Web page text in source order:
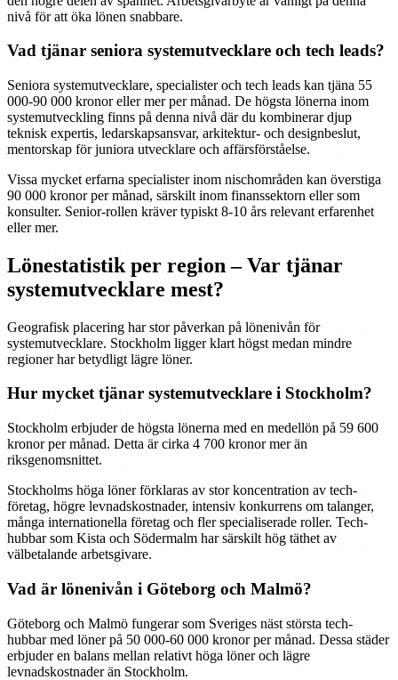
nivå för att öka lönen snabbare.
Vad tjänar seniora systemutvecklare och tech leads?
Seniora systemutvecklare, specialister och tech leads kan tjäna 55
000-90 000 kronor eller mer per månad. De högsta lönerna inom
systemutveckling finns på denna nivå där du kombinerar djup
teknisk expertis, ledarskapsansvar, arkitektur- och designbeslut,
mentorskap för juniora utvecklare och affärsförståelse.
Vissa mycket erfarna specialister inom nischområden kan överstiga
90 000 kronor per månad, särskilt inom finanssektorn eller som
konsulter. Senior-rollen kräver typiskt 8-10 års relevant erfarenhet
eller mer.
Lönestatistik per region – Var tjänar
systemutvecklare mest?
Geografisk placering har stor påverkan på lönenivån för
systemutvecklare. Stockholm ligger klart högst medan mindre
regioner har betydligt lägre löner.
Hur mycket tjänar systemutvecklare i Stockholm?
Stockholm erbjuder de högsta lönerna med en medellön på 59 600
kronor per månad. Detta är cirka 4 700 kronor mer än
riksgenomsnittet.
Stockholms höga löner förklaras av stor koncentration av tech-
företag, högre levnadskostnader, intensiv konkurrens om talanger,
många internationella företag och fler specialiserade roller. Tech-
hubbar som Kista och Södermalm har särskilt hög täthet av
välbetalande arbetsgivare.
Vad är lönenivån i Göteborg och Malmö?
Göteborg och Malmö fungerar som Sveriges näst största tech-
hubbar med löner på 50 000-60 000 kronor per månad. Dessa städer
erbjuder en balans mellan relativt höga löner och lägre
levnadskostnader än Stockholm.